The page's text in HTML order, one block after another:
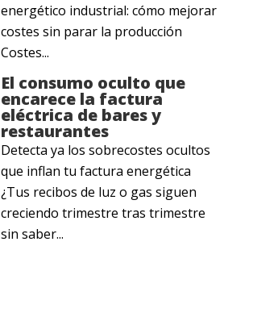
energético industrial: cómo mejorar
costes sin parar la producción
Costes...
El consumo oculto que
encarece la factura
eléctrica de bares y
restaurantes
Detecta ya los sobrecostes ocultos
que inflan tu factura energética
¿Tus recibos de luz o gas siguen
creciendo trimestre tras trimestre
sin saber...